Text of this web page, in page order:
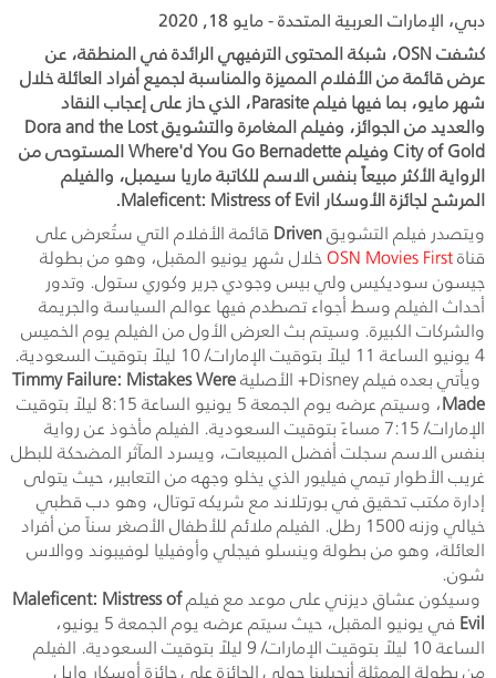
دبي، الإمارات العربية المتحدة - مايو 18, 2020
كشفت OSN، شبكة المحتوى الترفيهي الرائدة في المنطقة، عن
عرض قائمة من الأفلام المميزة والمناسبة لجميع أفراد العائلة خلال
شهر مايو، بما فيها فيلم Parasite، الذي حاز على إعجاب النقاد
والعديد من الجوائز، وفيلم المغامرة والتشويق Dora and the Lost
City of Gold وفيلم Where'd You Go Bernadette المستوحى من
الرواية الأكثر مبيعاً بنفس الاسم للكاتبة ماريا سيمبل، والفيلم
المرشح لجائزة الأوسكار Maleficent: Mistress of Evil.
ويتصدر فيلم التشويقDrivenقائمة الأفلام التي ستُعرض على
قناةOSN Movies Firstخلال شهر يونيو المقبل، وهو من بطولة
جيسون سوديكيس ولي بيس وجودي جرير وكوري ستول. وتدور
أحداث الفيلم وسط أجواء تصطدم فيها عوالم السياسة والجريمة
والشركات الكبيرة. وسيتم بث العرض الأول من الفيلم يوم الخميس
4 يونيو الساعة 11 ليلاً بتوقيت الإمارات/ 10 ليلاً بتوقيت السعودية.
ويأتي بعده فيلمDisney+ الأصليةTimmy Failure: Mistakes Were
Made ، وسيتم عرضه يوم الجمعة 5 يونيو الساعة 8:15 ليلاً بتوقيت
الإمارات/ 7:15 مساءً بتوقيت السعودية. الفيلم مأخوذ عن رواية
بنفس الاسم سجلت أفضل المبيعات، ويسرد المآثر المضحكة للبطل
غريب الأطوار تيمي فيليور الذي يخلو وجهه من التعابير، حيث يتولى
إدارة مكتب تحقيق في بورتلاند مع شريكه توتال، وهو دب قطبي
خيالي وزنه 1500 رطل. الفيلم ملائم للأطفال الأصغر سناً من أفراد
العائلة، وهو من بطولة وينسلو فيجلي وأوفيليا لوفيبوند ووالاس
شون.
وسيكون عشاق ديزني على موعد مع فيلمMaleficent: Mistress of
Evil في يونيو المقبل، حيث سيتم عرضه يوم الجمعة 5 يونيو،
الساعة 10 ليلاً بتوقيت الإمارات/ 9 ليلاً بتوقيت السعودية. الفيلم
من بطولة الممثلة أنجيلينا جولي الحائزة على جائزة أوسكار وإيل